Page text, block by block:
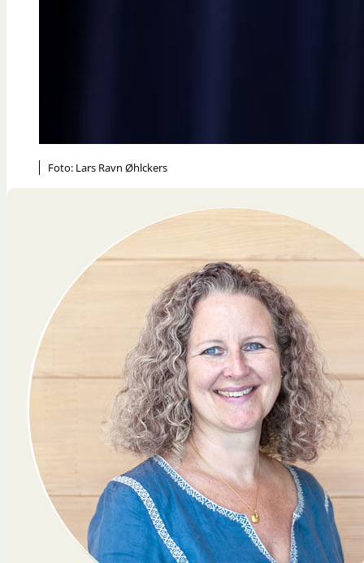
Foto: Lars Ravn Øhlckers